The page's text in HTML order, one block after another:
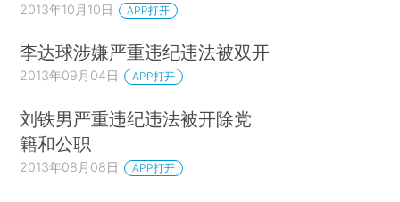
2013年10月10日 APP打开
李达球涉嫌严重违纪违法被双开
2013年09月04日 APP打开
刘铁男严重违纪违法被开除党
籍和公职
2013年08月08日 APP打开